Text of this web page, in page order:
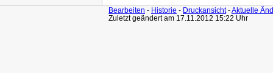
Bearbeiten - Historie - Druckansicht-Aktuelle
Zuletzt geändert am 17.11.2012 15:22 Uhr